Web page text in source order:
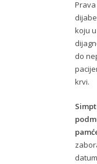
koju
do
krvi.